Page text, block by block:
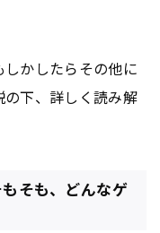
かしたらその他に
下、詳しく読み解
そも、どんなゲ